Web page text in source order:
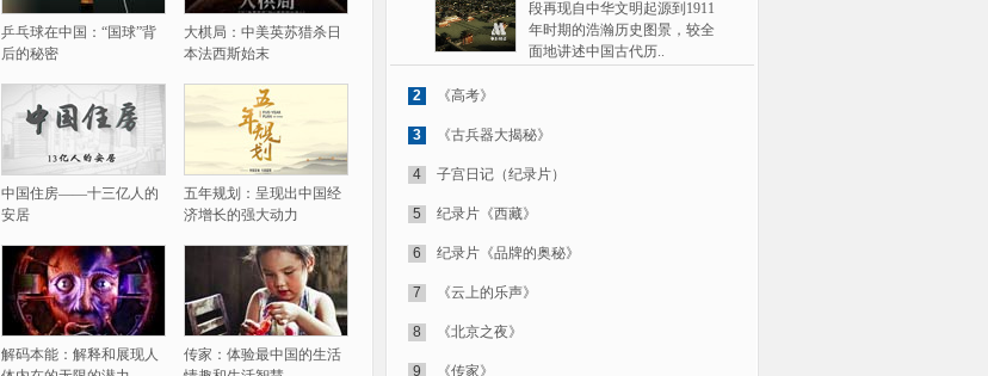
乒乓球在中国：“国球”背
后的秘密
大棋局：中美英苏猎杀日
本法西斯始末
中国住房——十三亿人的
安居
五年规划：呈现出中国经
济增长的强大动力
解码本能：解释和展现人
传家：体验最中国的生活
段再现自中华文明起源到1911
年时期的浩瀚历史图景，较全
面地讲述中国古代历..
2 《高考》
3 《古兵器大揭秘》
4 子宫日记（纪录片）
5 纪录片《西藏》
6 纪录片《品牌的奥秘》
7 《云上的乐声》
8 《北京之夜》
9 《传家》